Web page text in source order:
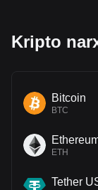
tekin testlarni o‘z
Kripto
Bitcoin
BTC
ETH
Tether